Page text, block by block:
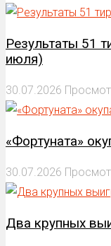
Результаты 51
июля)
30.07.2026
«Фортуната»
30.07.2026
Два крупных